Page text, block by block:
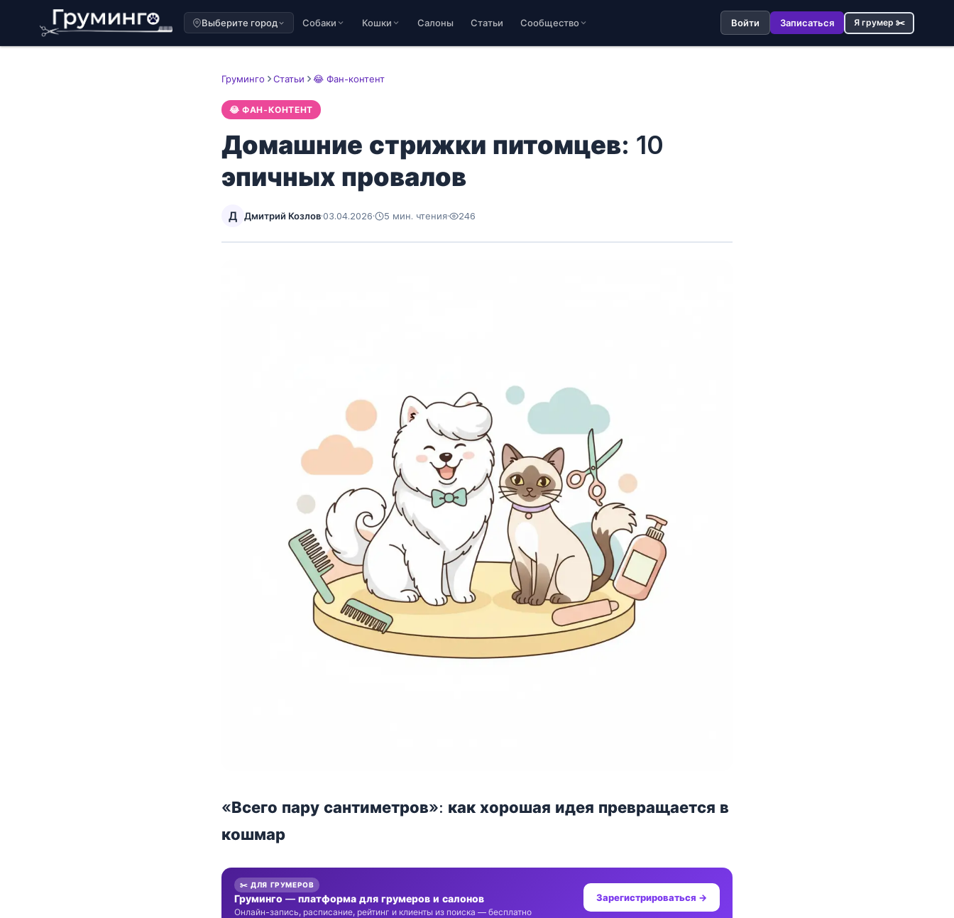
Выберите город Собаки Кошки Салоны Статьи Сообщество Войти Записаться Я грумер ✂️
Груминго Статьи 😂 Фан-контент
😂 ФАН-КОНТЕНТ
Домашние стрижки питомцев: 10
эпичных провалов
Д Дмитрий Козлов·03.04.2026· 5 мин. чтения· 246
«Всего пару сантиметров»: как хорошая идея превращается в
кошмар
✂️ ДЛЯ ГРУМЕРОВ
Груминго — платформа для грумеров и салонов
Онлайн-запись, расписание, рейтинг и клиенты из поиска — бесплатно
Зарегистрироваться →